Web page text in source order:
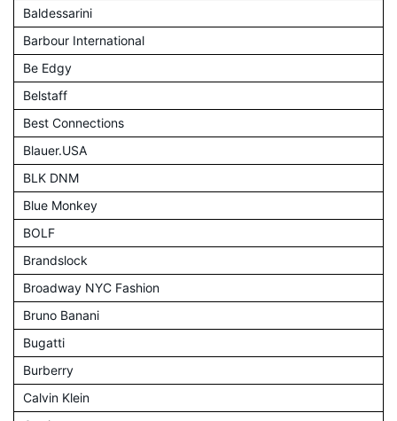
Baldessarini
Barbour International
Be Edgy
Belstaff
Best Connections
Blauer.USA
BLK DNM
Blue Monkey
BOLF
Brandslock
Broadway NYC Fashion
Bruno Banani
Bugatti
Burberry
Calvin Klein